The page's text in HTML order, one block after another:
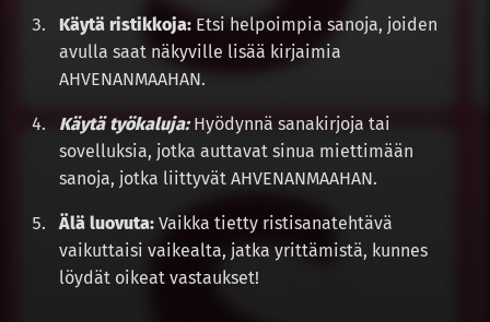
Käytä ristikkoja: Etsi helpoimpia sanoja, joiden
avulla saat näkyville lisää kirjaimia
AHVENANMAAHAN.
Käytä työkaluja:Hyödynnä sanakirjoja tai
sovelluksia, jotka auttavat sinua miettimään
sanoja, jotka liittyvät AHVENANMAAHAN.
Älä luovuta: Vaikka tietty ristisanatehtävä
vaikuttaisi vaikealta, jatka yrittämistä, kunnes
löydät oikeat vastaukset!